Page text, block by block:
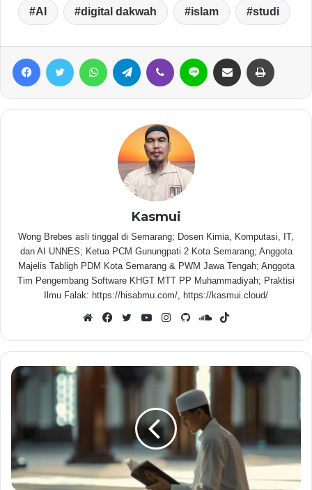
AI digital dakwah islam studi
Facebook Twitter WhatsApp Telegram Viber Line Share via Email
Kasmui
Wong Brebes asli tinggal di Semarang; Dosen Kimia, Komputasi, IT,
dan AI UNNES; Ketua PCM Gunungpati 2 Kota Semarang; Anggota
Majelis Tabligh PDM Kota Semarang & PWM Jawa Tengah; Anggota
Tim Pengembang Software KHGT MTT PP Muhammadiyah; Praktisi
Ilmu Falak: https://hisabmu.com/, https://kasmui.cloud/
WebsiteFacebook
TwitterYouTubeInstagram
GitHubSoundCloud